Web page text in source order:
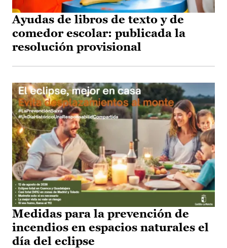
Ayudas de libros de texto y de
comedor escolar: publicada la
resolución provisional
Medidas para la prevención de
incendios en espacios naturales el
día del eclipse